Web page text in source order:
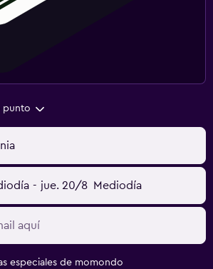
punto
- jue. 20/8 Mediodía
especiales de momondo